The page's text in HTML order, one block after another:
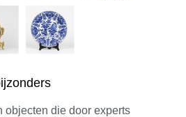
objecten die door experts